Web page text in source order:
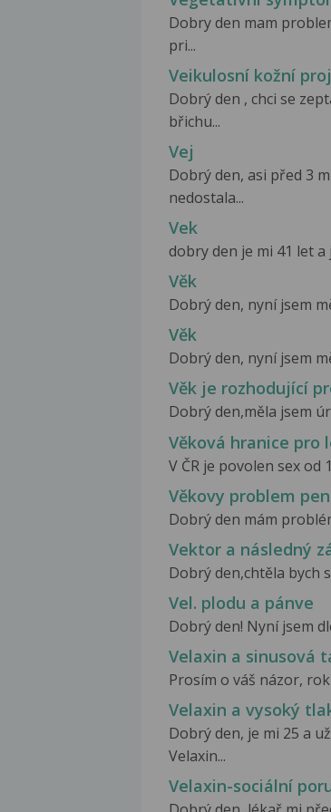
Dobry den mam
pri...
Veikulosní kožní
Dobrý den , chci se
břichu...
Vej
Dobrý den, asi před 3
nedostala...
Vek
dobry den je mi 41 let a
Věk
Dobrý den, nyní jsem
Věk
Dobrý den, nyní jsem
Věk je rozhodující
Dobrý den,měla jsem
Věková hranice pro
V ČR je povolen sex
Věkovy problem
Dobrý den mám
Vektor a následný
Dobrý den,chtěla bych
Vel. plodu a pánve
Dobrý den! Nyní jsem
Velaxin a sinusová
Prosím o váš názor,
Velaxin a vysoký
Dobrý den, je mi 25 a
Velaxin...
Velaxin-sociální